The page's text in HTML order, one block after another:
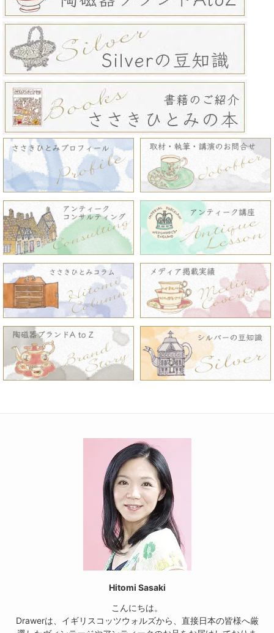
Hitomi Sasaki
こんにちは。
Drawerは、イギリスコッツウォルズから、直接日本の皆様へ厳